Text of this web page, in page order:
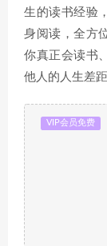
生的读书经验
身阅读，全方
你真正会读书
他人的人生差距
VIP会员免费